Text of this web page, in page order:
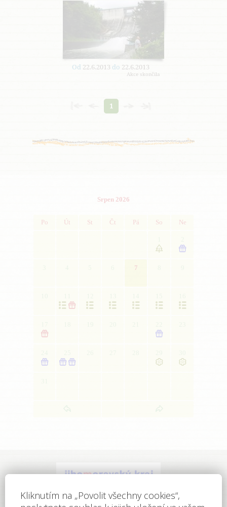
Od 22.6.2013 do 22.6.2013
Akce skončila
1
Srpen 2026
Po Út St Čt Pá So Ne
 
7
      
 
    